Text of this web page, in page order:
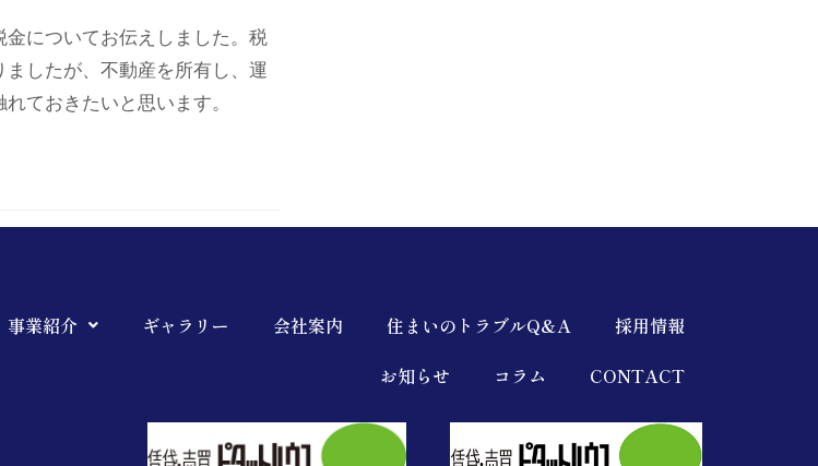
についてお伝えしました。税
したが、不動産を所有し、運
ておきたいと思います。
事業紹介 ギャラリー 会社案内 住まいのトラブルQ&A
採用情報
お知らせ
コラム CONTACT